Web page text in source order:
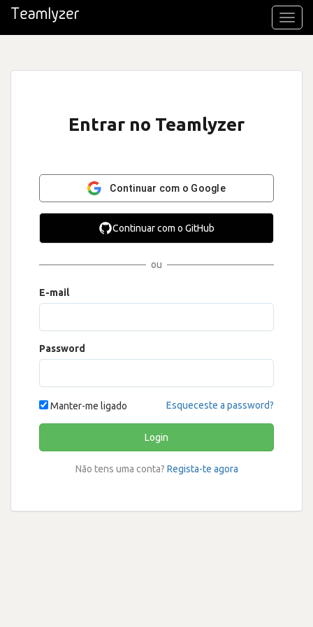
Entrar no Teamlyzer
Continuar com o Google
Continuar com o GitHub
ou
E-mail
Password
Manter-me ligado Esqueceste a password?
Login
Não tens uma conta? Regista-te agora